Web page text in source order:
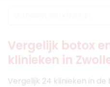
Vergelijk botox
klinieken in
Vergelijk 24 klinieken in